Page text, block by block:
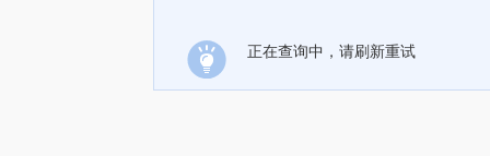
正在查询中，请刷新重试